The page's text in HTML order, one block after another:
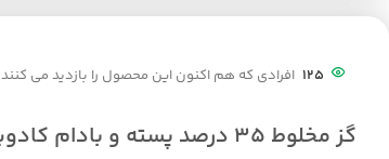
125 افرادی که هم اکنون این محصول را بازدید می کنند
گز مخلوط 35 درصد پسته و بادام کادویی